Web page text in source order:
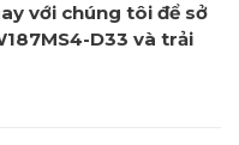
với chúng tôi để sở
D33 và trải